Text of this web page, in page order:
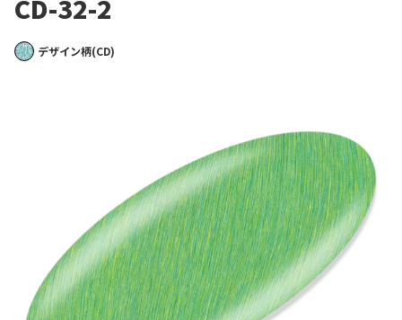
CD-32-2
デザイン柄(CD)